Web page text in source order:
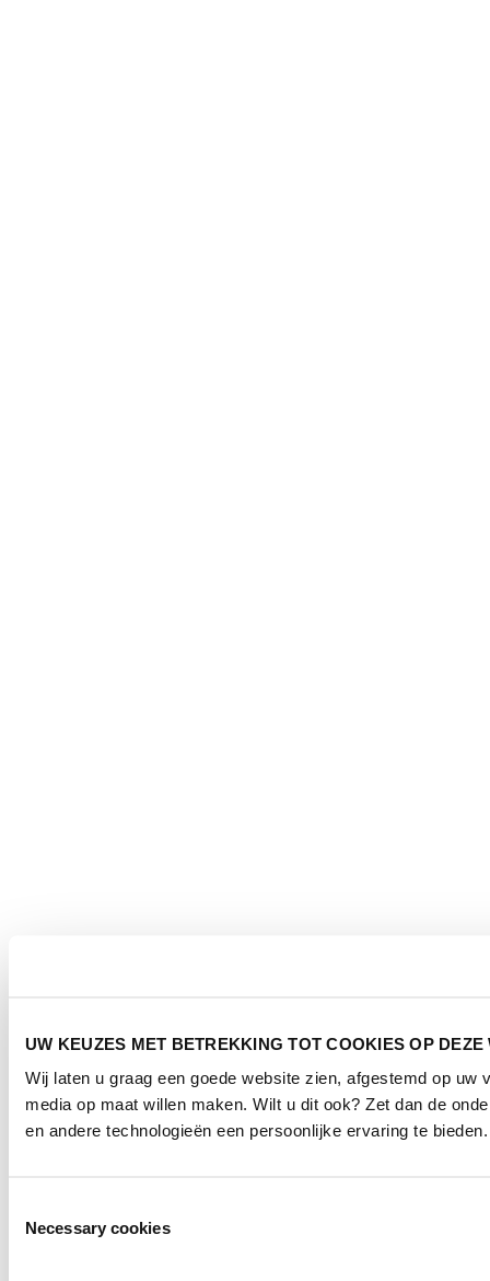
UW KEUZES MET BETREKKING TOT COOKIES OP DEZE
Wij laten u graag een goede website zien, afgestemd op
media op maat willen maken. Wilt u dit ook? Zet dan de
en andere technologieën een persoonlijke ervaring te bieden.
Necessary cookies